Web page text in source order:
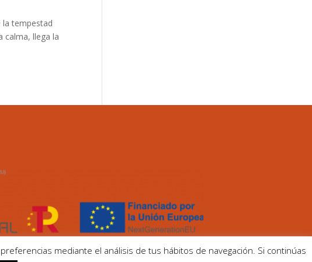
la tempestad
calma, llega la
mediante el análisis de tus hábitos de navegación. Si continúas